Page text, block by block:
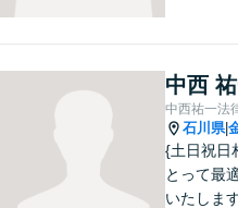
す。悩ん
護士に話
でトラブ
つかむこ
ません。
中西
中西祐一法
石川県|
{土日祝日
とって最
いたします